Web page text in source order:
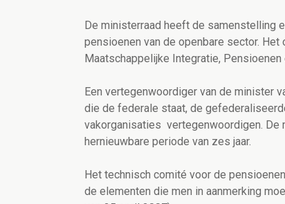
De ministerraad heeft de samenstelling
pensioenen van de openbare sector.
Maatschappelijke Integratie,
Een vertegenwoordiger van de minister
die de federale staat, de
vakorganisaties vertegenwoordigen. De
hernieuwbare periode van zes jaar.
Het technisch comité voor de
de elementen die men in aanmerking